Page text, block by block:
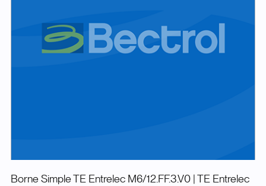
Borne Simple TE Entrelec M6/12.FF.3.V0 | TE Entrelec